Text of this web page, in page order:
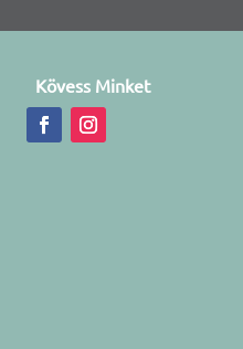
Kövess Minket